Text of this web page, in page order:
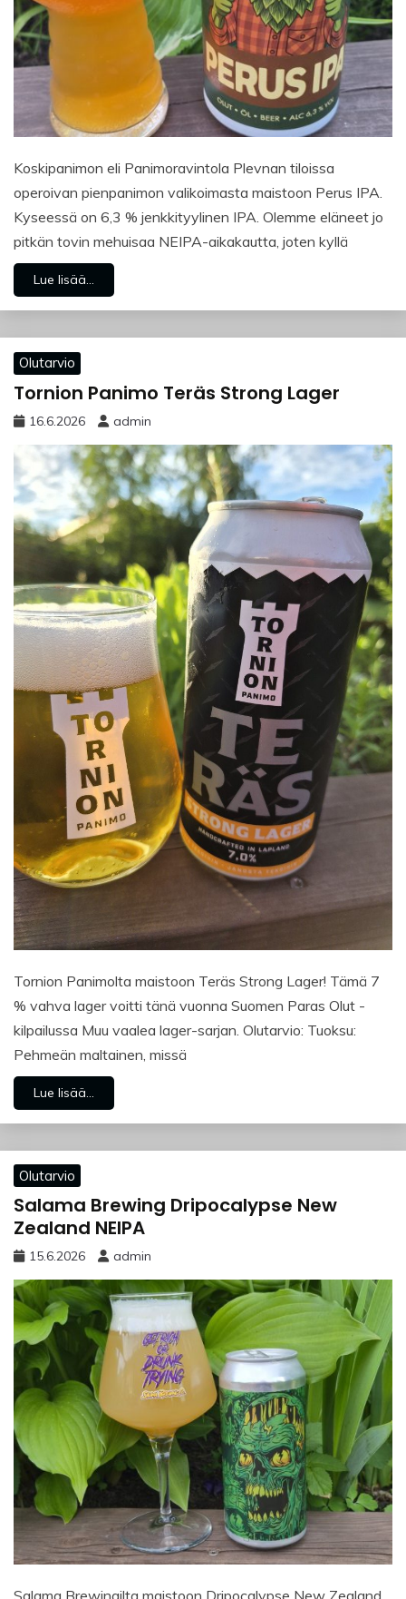
Koskipanimon eli Panimoravintola Plevnan tiloissa
operoivan pienpanimon valikoimasta maistoon Perus IPA.
Kyseessä on 6,3 % jenkkityylinen IPA. Olemme eläneet jo
pitkän tovin mehuisaa NEIPA-aikakautta, joten kyllä
Lue lisää...
Olutarvio
Tornion Panimo Teräs Strong Lager
16.6.2026 admin
Tornion Panimolta maistoon Teräs Strong Lager! Tämä 7
% vahva lager voitti tänä vuonna Suomen Paras Olut -
kilpailussa Muu vaalea lager-sarjan. Olutarvio: Tuoksu:
Pehmeän maltainen, missä
Lue lisää...
Olutarvio
Salama Brewing Dripocalypse New
Zealand NEIPA
15.6.2026 admin
Salama Brewingilta maistoon Dripocalypse New Zealand